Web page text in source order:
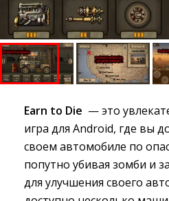
Earn to Die — это
игра для Android, где вы
своем автомобиле по
попутно убивая зомби и
для улучшения своего